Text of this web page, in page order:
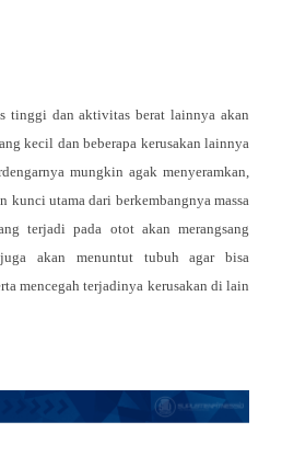
tinggi dan aktivitas berat lainnya akan
kecil dan beberapa kerusakan lainnya
mungkin agak menyeramkan,
kunci utama dari berkembangnya massa
terjadi pada otot akan merangsang
akan menuntut tubuh agar bisa
mencegah terjadinya kerusakan di lain